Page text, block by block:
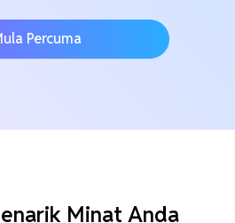
Percuma
Minat Anda